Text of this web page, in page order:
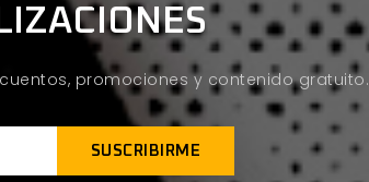
promociones y contenido gratuito.